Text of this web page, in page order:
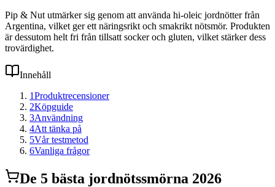
Pip & Nut utmärker sig genom att använda hi-oleic jordnötter från
Argentina, vilket ger ett näringsrikt och smakrikt nötsmör. Produkten
är dessutom helt fri från tillsatt socker och gluten, vilket stärker dess
trovärdighet.
Innehåll
1Produktrecensioner
2Köpguide
3Användning
4Att tänka på
5Vår testmetod
6Vanliga frågor
De 5 bästa jordnötssmörna 2026